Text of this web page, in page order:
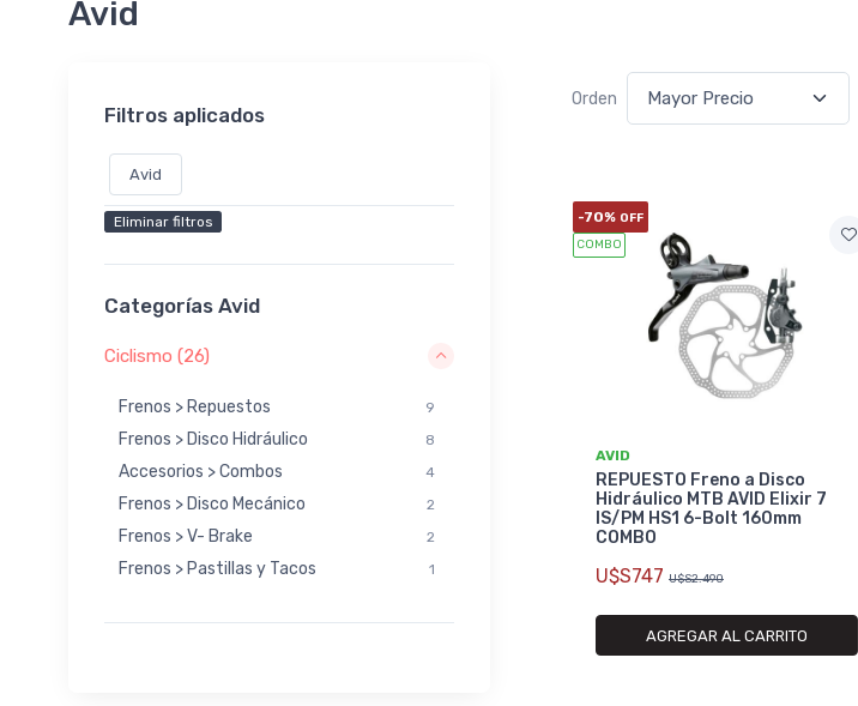
Avid
Filtros aplicados
Avid
Eliminar filtros
Categorías Avid
Ciclismo (26)
Frenos > Repuestos 9
Frenos > Disco Hidráulico 8
Accesorios > Combos 4
Frenos > Disco Mecánico 2
Frenos > V- Brake 2
Frenos > Pastillas y Tacos 1
Orden
-70% OFF
COMBO
AVID
REPUESTO Freno a Disco
Hidráulico MTB AVID Elixir 7
IS/PM HS1 6-Bolt 160mm
COMBO
U$S747 U$S2.490
AGREGAR AL CARRITO